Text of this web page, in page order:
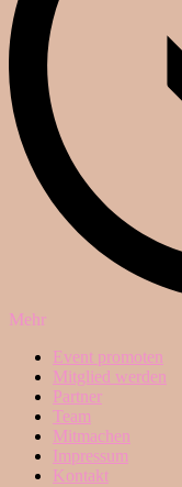
Mehr
Event promoten
Mitglied werden
Partner
Team
Mitmachen
Impressum
Kontakt